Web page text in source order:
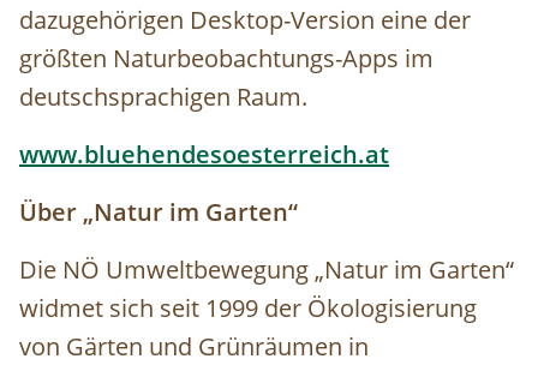
dazugehörigen Desktop-Version eine der
größten Naturbeobachtungs-Apps im
deutschsprachigen Raum.
www.bluehendesoesterreich.at
Über „Natur im Garten“
Die NÖ Umweltbewegung „Natur im Garten“
widmet sich seit 1999 der Ökologisierung
von Gärten und Grünräumen in